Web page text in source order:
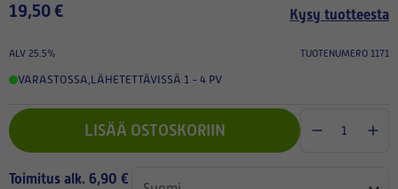
19,50 € Kysy tuotteesta
ALV 25.5% TUOTENUMERO 1171
VARASTOSSA,LÄHETETTÄVISSÄ 1 - 4 PV
LISÄÄ OSTOSKORIIN
Toimitus alk. 6,90 €